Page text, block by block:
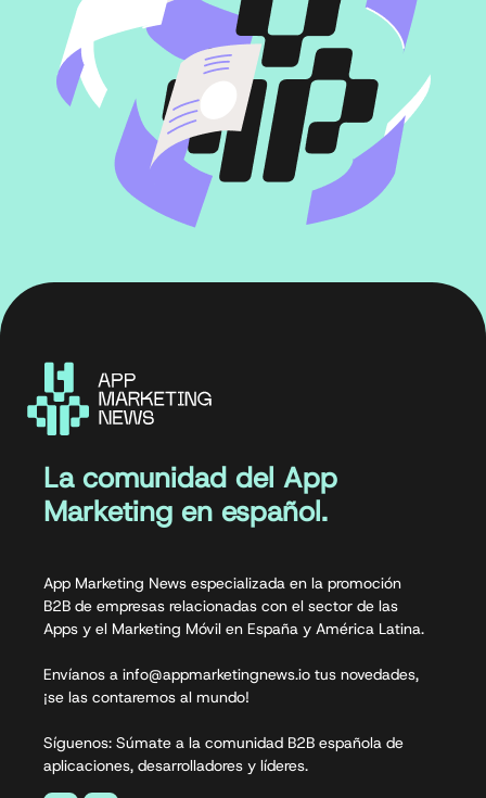
La comunidad del App
Marketing en español.
App Marketing News especializada en la promoción
B2B de empresas relacionadas con el sector de las
Apps y el Marketing Móvil en España y América Latina.
Envíanos a info@appmarketingnews.io tus novedades,
¡se las contaremos al mundo!
Síguenos: Súmate a la comunidad B2B española de
aplicaciones, desarrolladores y líderes.